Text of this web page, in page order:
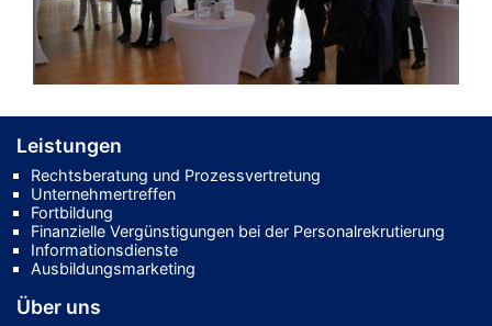
Leistungen
Rechtsberatung und Prozessvertretung
Unternehmertreffen
Fortbildung
Finanzielle Vergünstigungen bei der Personalrekrutierung
Informationsdienste
Ausbildungsmarketing
Über uns